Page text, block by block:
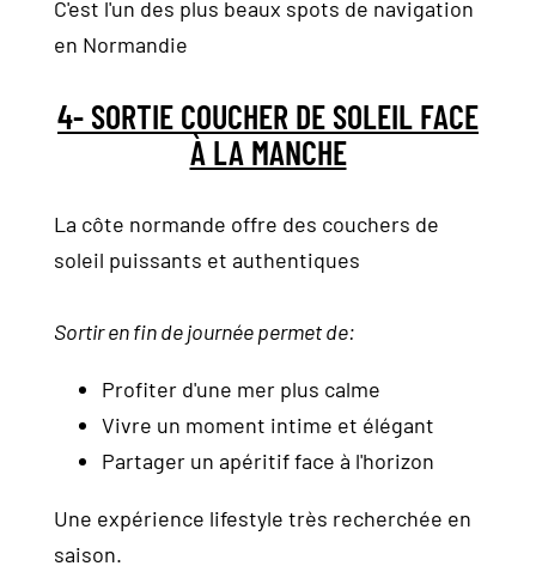
C'est l'un des plus beaux spots de navigation
en Normandie
4- SORTIE COUCHER DE SOLEIL FACE
À LA MANCHE
La côte normande offre des couchers de
soleil puissants et authentiques
Sortir en fin de journée permet de:
Profiter d'une mer plus calme
Vivre un moment intime et élégant
Partager un apéritif face à l'horizon
Une expérience lifestyle très recherchée en
saison.